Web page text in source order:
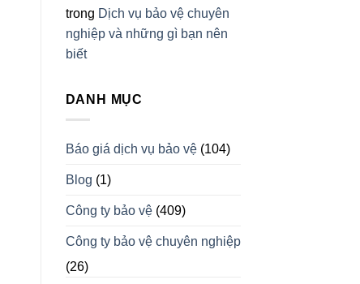
trong Dịch vụ bảo vệ chuyên
nghiệp và những gì bạn nên
biết
DANH MỤC
Báo giá dịch vụ bảo vệ(104)
Blog (1)
Công ty bảo vệ(409)
Công ty bảo vệ chuyên nghiệp
(26)